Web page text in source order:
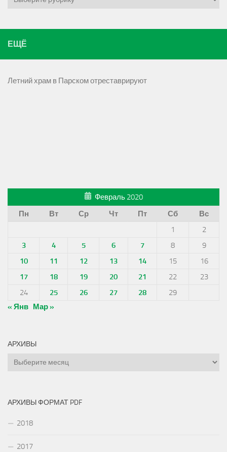
ЕЩЁ
Летний храм в Парском отреставрируют
Февраль 2020
Пн
Вт Ср Чт Пт Сб
Вс
1
2
3
4 5 6 7 8
9
10
11 12 13 14 15
16
17
18 19 20 21 22
23
24
25 26 27 28
29
« Янв Мар »
АРХИВЫ
Архивы
АРХИВЫ ФОРМАТ PDF
2018
2017